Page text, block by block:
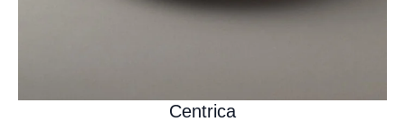
Centrica